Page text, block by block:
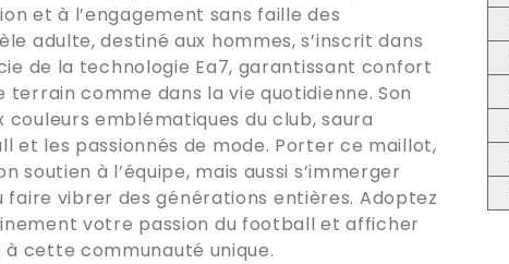
et à l’engagement sans faille des
adulte, destiné aux hommes, s’inscrit dans
de la technologie Ea7, garantissant confort
comme dans la vie quotidienne. Son
emblématiques du club, saura
et les passionnés de mode. Porter ce maillot,
soutien à l’équipe, mais aussi s’immerger
faire vibrer des générations entières. Adoptez
votre passion du football et afficher
cette communauté unique.